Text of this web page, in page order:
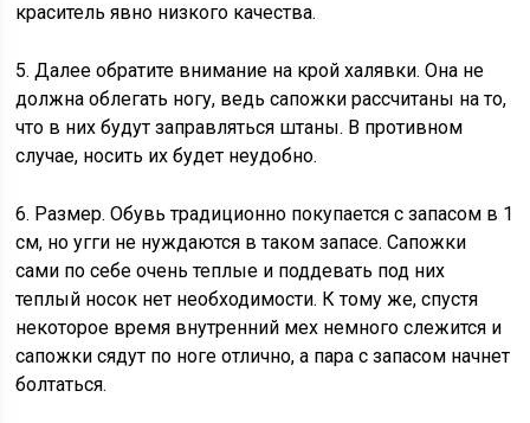
краситель явно низкого качества.
5. Далее обратите внимание на крой халявки. Она не
должна облегать ногу, ведь сапожки рассчитаны на то,
что в них будут заправляться штаны. В противном
случае, носить их будет неудобно.
6. Размер. Обувь традиционно покупается с запасом в 1
см, но угги не нуждаются в таком запасе. Сапожки
сами по себе очень теплые и поддевать под них
теплый носок нет необходимости. К тому же, спустя
некоторое время внутренний мех немного слежится и
сапожки сядут по ноге отлично, а пара с запасом начнет
болтаться.